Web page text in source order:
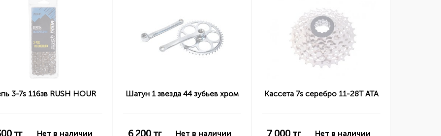
3-7s 116зв RUSH HOUR
тг Нет в наличии
Шатун 1 звезда 44 зубьев хром
6 200тг Нет в наличии
Кассета 7s серебро 11-28Т ATA
7 000тг Нет в наличии